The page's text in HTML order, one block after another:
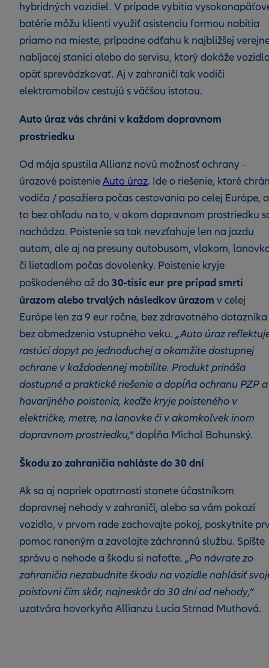
hybridných vozidiel. V prípade vybitia
batérie môžu klienti využiť asistenciu formou nabitia
priamo na mieste, prípadne odťahu k najbližšej
nabíjacej stanici alebo do servisu, ktorý dokáže
opäť sprevádzkovať. Aj v zahraničí tak vodiči
elektromobilov cestujú s väčšou istotou.
Auto úraz vás chráni v každom dopravnom
prostriedku
Od mája spustila Allianz novú možnosť ochrany –
úrazové poistenieAuto úraz. Ide o riešenie, ktoré
vodiča / pasažiera počas cestovania po celej Európe, a
to bez ohľadu na to, v akom dopravnom prostriedku
nachádza. Poistenie sa tak nevzťahuje len na jazdu
autom, ale aj na presuny autobusom, vlakom,
či lietadlom počas dovolenky. Poistenie kryje
poškodeného až do30-tisíc eur pre prípad smrti
úrazom alebo trvalých následkov úrazom v celej
Európe len za 9 eur ročne, bez zdravotného dotazníka
bez obmedzenia vstupného veku. „Auto úraz
rastúci dopyt po jednoduchej a okamžite dostupnej
ochrane v každodennej mobilite. Produkt prináša
dostupné a praktické riešenie a dopĺňa ochranu PZP a
havarijného poistenia, keďže kryje poisteného v
električke, metre, na lanovke či v akomkoľvek inom
dopravnom prostriedku,“dopĺňa Michal Bohunský.
Škodu zo zahraničia nahláste do 30 dní
Ak sa aj napriek opatrnosti stanete účastníkom
dopravnej nehody v zahraničí, alebo sa vám pokazí
vozidlo, v prvom rade zachovajte pokoj, poskytnite
pomoc raneným a zavolajte záchrannú službu. Spíšte
správu o nehode a škodu si nafoťte. „Po návrate zo
zahraničia nezabudnite škodu na vozidle nahlásiť
poisťovni čím skôr, najneskôr do 30 dní od nehody,“
uzatvára hovorkyňa Allianzu Lucia Strnad Muthová.